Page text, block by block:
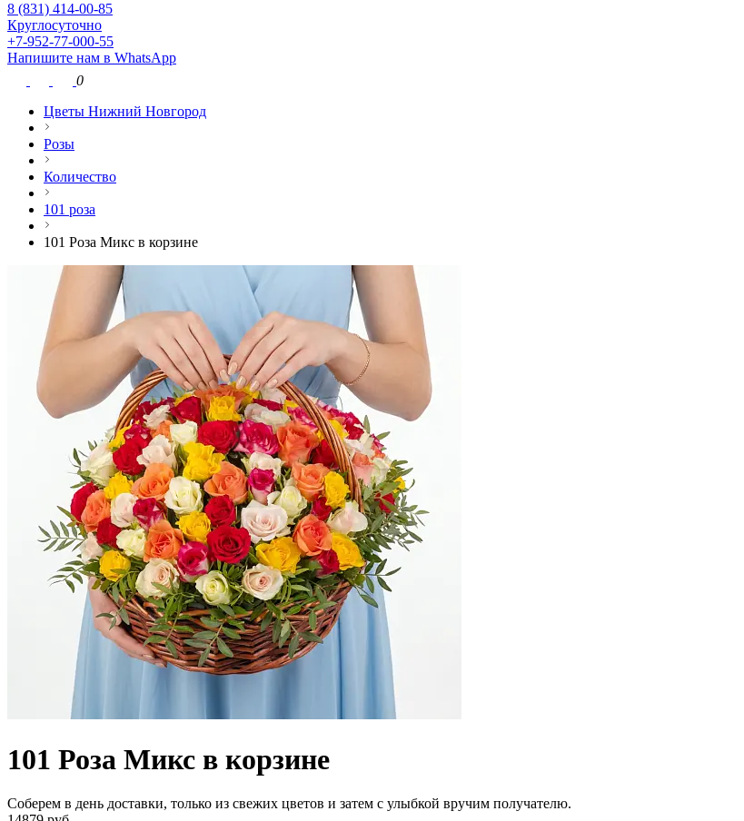
8 (831) 414-00-85
Круглосуточно
+7-952-77-000-55
Напишите нам в WhatsApp
0
Цветы Нижний Новгород
Розы
Количество
101 роза
101 Роза Микс в корзине
101 Роза Микс в корзине
Соберем в день доставки, только из свежих цветов и затем с улыбкой вручим получателю.